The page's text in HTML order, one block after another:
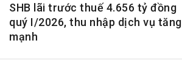
SHB lãi trước thuế 4.656 tỷ đồng
quý I/2026, thu nhập dịch vụ tăng
mạnh